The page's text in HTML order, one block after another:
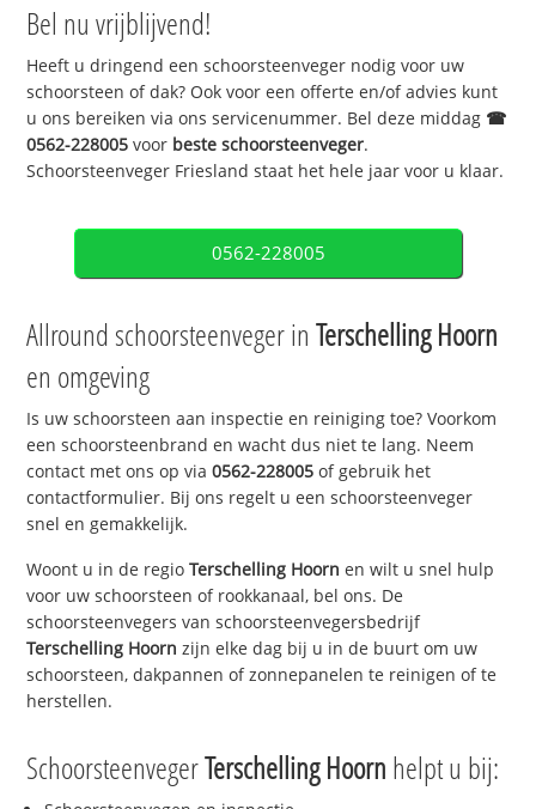
Bel nu vrijblijvend!
Heeft u dringend een schoorsteenveger nodig voor uw
schoorsteen of dak? Ook voor een offerte en/of advies kunt
u ons bereiken via ons servicenummer. Bel deze middag ☎
0562-228005 voor beste schoorsteenveger.
Schoorsteenveger Friesland staat het hele jaar voor u klaar.
0562-228005
Allround schoorsteenveger inTerschelling Hoorn
en omgeving
Is uw schoorsteen aan inspectie en reiniging toe? Voorkom
een schoorsteenbrand en wacht dus niet te lang. Neem
contact met ons op via0562-228005 of gebruik het
contactformulier. Bij ons regelt u een schoorsteenveger
snel en gemakkelijk.
Woont u in de regioTerschelling Hoorn en wilt u snel hulp
voor uw schoorsteen of rookkanaal, bel ons. De
schoorsteenvegers van schoorsteenvegersbedrijf
Terschelling Hoorn zijn elke dag bij u in de buurt om uw
schoorsteen, dakpannen of zonnepanelen te reinigen of te
herstellen.
SchoorsteenvegerTerschelling Hoorn helpt u bij: